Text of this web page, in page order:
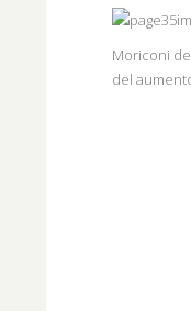
Moriconi
del